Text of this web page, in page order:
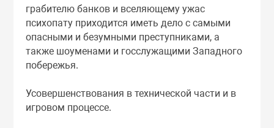
грабителю банков и вселяющему ужас
психопату приходится иметь дело с самыми
опасными и безумными преступниками, а
также шоуменами и госслужащими Западного
побережья.
Усовершенствования в технической части и в
игровом процессе.